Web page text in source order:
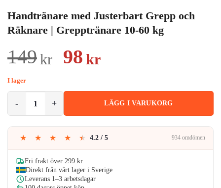
Handtränare med Justerbart Grepp och
Räknare | Grepptränare 10-60 kg
149kr
Det
priset
var:
149kr.
98 krDet
priset
är:
98kr.
I lager
LÄGG I VARUKORG
★ ★ ★ ★ ★ 4.2 / 5 934 omdömen
Fri frakt över 299 kr
Direkt från vårt lager i Sverige
Leverans 1–3 arbetsdagar